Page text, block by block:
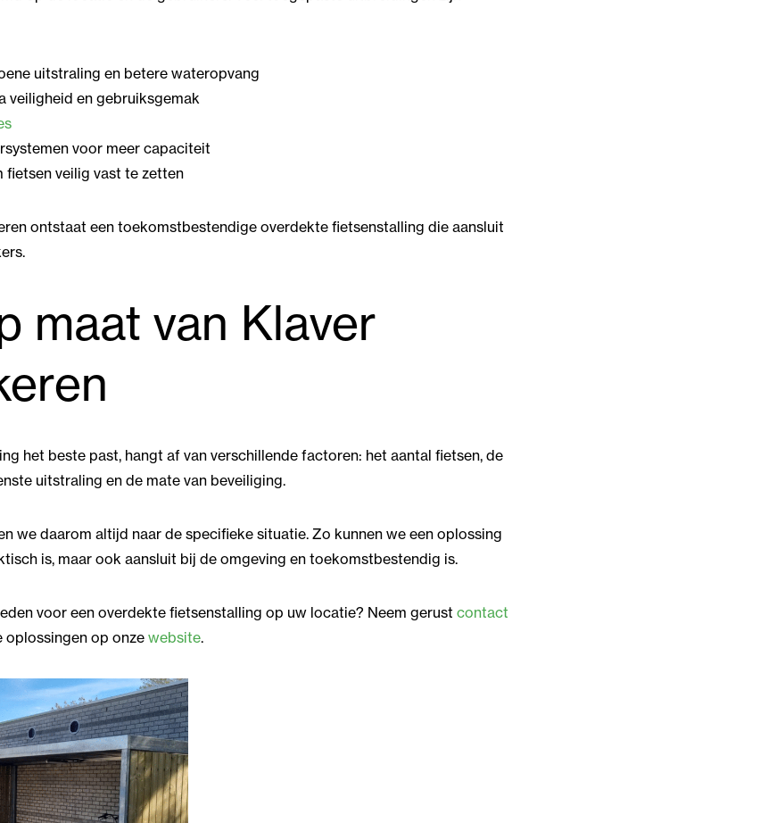
uitstraling en betere wateropvang
veiligheid en gebruiksgemak
voor meer capaciteit
fietsen veilig vast te zetten
ontstaat een toekomstbestendige overdekte fietsenstalling die aansluit
maat van Klaver
het beste past, hangt af van verschillende factoren: het aantal fietsen, de
uitstraling en de mate van beveiliging.
we daarom altijd naar de specifieke situatie. Zo kunnen we een oplossing
is, maar ook aansluit bij de omgeving en toekomstbestendig is.
voor een overdekte fietsenstalling op uw locatie? Neem gerust contact
op onze website.